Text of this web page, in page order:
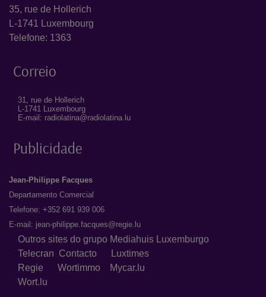
35, rue de Hollerich
L-1741 Luxembourg
Telefone: 1363
Correio
31, rue de Hollerich
L-1741 Luxembourg
E-mail: radiolatina@radiolatina.lu
Publicidade
Jean-Philippe Facques
Departamento Comercial
Telefone: +352 691 939 006
E-mail: jean-philippe.facques@regie.lu
Outros sites do grupo Mediahuis Luxemburgo
Telecran Contacto
Luxtimes
Regie Wortimmo
Mycar.lu
Wort.lu